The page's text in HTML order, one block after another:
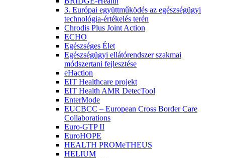
3. Európai együttműködés az egészségügyi
technológia-értékelés terén
Chrodis Plus Joint Action
ECHO
Egészséges Élet
Egészségügyi ellátórendszer szakmai
módszertani fejlesztése
eHaction
EIT Healthcare projekt
EIT Health AMR DetecTool
EnterMode
EUCBCC – European Cross Border Care
Collaborations
Euro-GTP II
EuroHOPE
HEALTH PROMeTHEUS
HELIUM